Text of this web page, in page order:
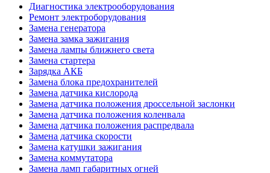
Диагностика электрооборудования
Ремонт электроборудования
Замена генератора
Замена замка зажигания
Замена лампы ближнего света
Замена стартера
Зарядка АКБ
Замена блока предохранителей
Замена датчика кислорода
Замена датчика положения дроссельной заслонки
Замена датчика положения коленвала
Замена датчика положения распредвала
Замена датчика скорости
Замена катушки зажигания
Замена коммутатора
Замена ламп габаритных огней